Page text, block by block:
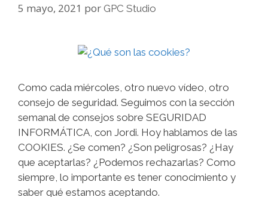
5 mayo, 2021 por GPC Studio
Como cada miércoles, otro nuevo vídeo, otro
consejo de seguridad. Seguimos con la sección
semanal de consejos sobre SEGURIDAD
INFORMÁTICA, con Jordi. Hoy hablamos de las
COOKIES. ¿Se comen? ¿Son peligrosas? ¿Hay
que aceptarlas? ¿Podemos rechazarlas? Como
siempre, lo importante es tener conocimiento y
saber qué estamos aceptando.